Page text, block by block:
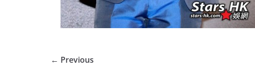
← Previous